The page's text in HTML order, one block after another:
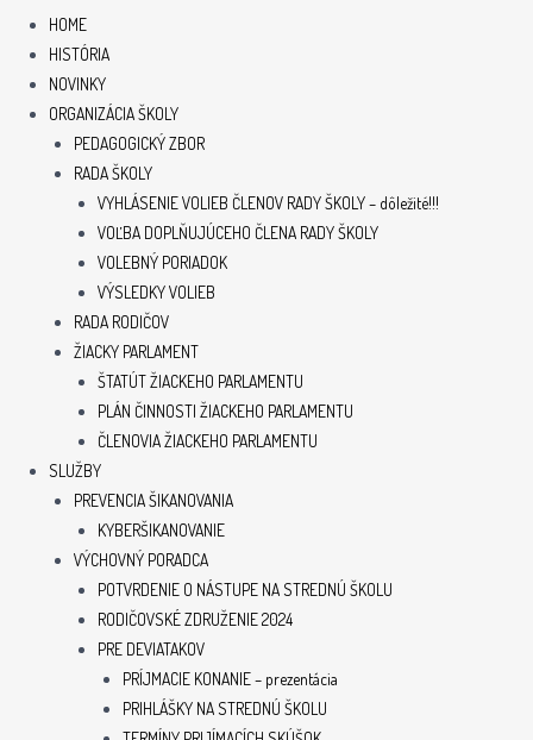
HOME
HISTÓRIA
NOVINKY
ORGANIZÁCIA ŠKOLY
PEDAGOGICKÝ ZBOR
RADA ŠKOLY
VYHLÁSENIE VOLIEB ČLENOV RADY ŠKOLY – dôležité!!!
VOĽBA DOPLŇUJÚCEHO ČLENA RADY ŠKOLY
VOLEBNÝ PORIADOK
VÝSLEDKY VOLIEB
RADA RODIČOV
ŽIACKY PARLAMENT
ŠTATÚT ŽIACKEHO PARLAMENTU
PLÁN ČINNOSTI ŽIACKEHO PARLAMENTU
ČLENOVIA ŽIACKEHO PARLAMENTU
SLUŽBY
PREVENCIA ŠIKANOVANIA
KYBERŠIKANOVANIE
VÝCHOVNÝ PORADCA
POTVRDENIE O NÁSTUPE NA STREDNÚ ŠKOLU
RODIČOVSKÉ ZDRUŽENIE 2024
PRE DEVIATAKOV
PRÍJMACIE KONANIE – prezentácia
PRIHLÁŠKY NA STREDNÚ ŠKOLU